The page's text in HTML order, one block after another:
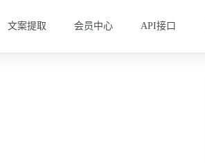
文案提取 会员中心 API接口